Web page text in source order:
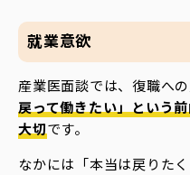
就業意欲
産業医面談では、復職へ
戻って働きたい」という
大切です。
なかには「本当は戻りた